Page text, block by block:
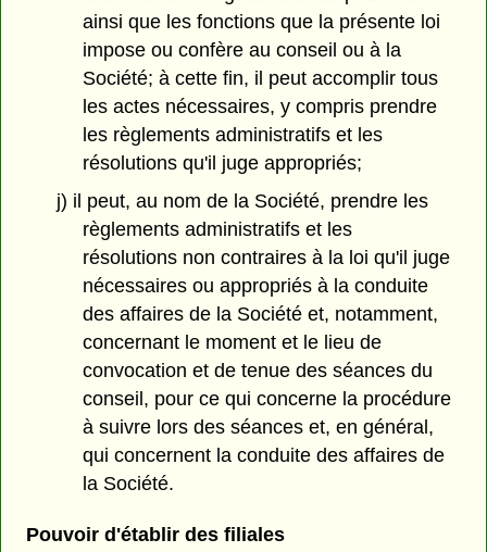
ainsi que les fonctions que la présente loi
impose ou confère au conseil ou à la
Société; à cette fin, il peut accomplir tous
les actes nécessaires, y compris prendre
les règlements administratifs et les
résolutions qu'il juge appropriés;
j) il peut, au nom de la Société, prendre les
règlements administratifs et les
résolutions non contraires à la loi qu'il juge
nécessaires ou appropriés à la conduite
des affaires de la Société et, notamment,
concernant le moment et le lieu de
convocation et de tenue des séances du
conseil, pour ce qui concerne la procédure
à suivre lors des séances et, en général,
qui concernent la conduite des affaires de
la Société.
Pouvoir d'établir des filiales